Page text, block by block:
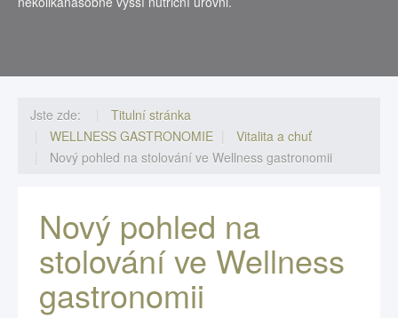
Jste zde:
Titulní stránka
WELLNESS GASTRONOMIE
Vitalita a chuť
Nový pohled na stolování ve Wellness gastronomii
Nový pohled na
stolování ve Wellness
gastronomii